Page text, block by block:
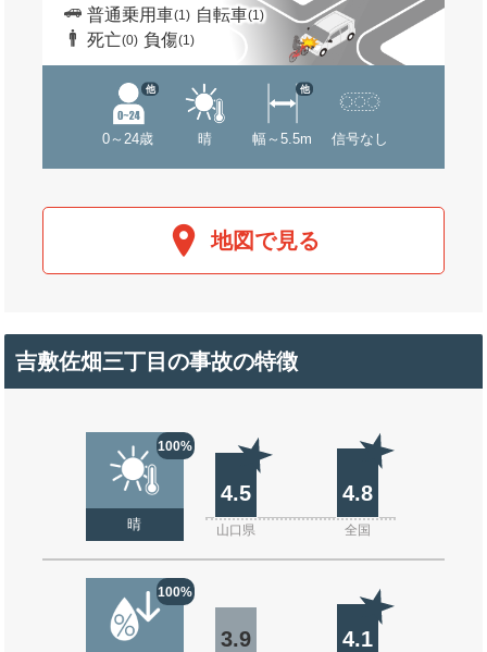
普通乗用車(1) 自転車(1)
死亡(0) 負傷(1)
0～24歳
他
晴 幅～5.5m
他
信号なし
地図で見る
吉敷佐畑三丁目の事故の特徴
100%
晴
4.5 4.8
山口県 全国
100%
3.9 4.1